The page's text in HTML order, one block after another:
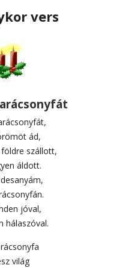
vers
ád,
szállott,
áldott.
jóval,
hálaszóval.
világ